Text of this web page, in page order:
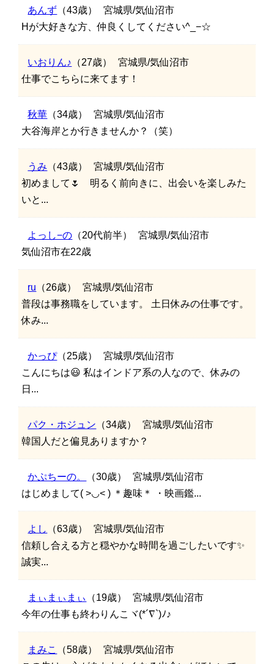
あんず （43歳）
宮城県/気仙沼市
Hが大好きな方、仲良くしてください^_−☆
いおりん♪ （27歳）
宮城県/気仙沼市
仕事でこちらに来てます！
秋華 （34歳）
宮城県/気仙沼市
大谷海岸とか行きませんか？（笑）
うみ （43歳）
宮城県/気仙沼市
初めまして🌷 明るく前向きに、出会いを楽しみた
いと...
よっし−の （20代前半）
宮城県/気仙沼市
気仙沼市在22歳
ru （26歳）
宮城県/気仙沼市
普段は事務職をしています。 土日休みの仕事です。
休み...
かっぴ（25歳）
宮城県/気仙沼市
こんにちは😃 私はインドア系の人なので、休みの
日...
パク・ホジュン （34歳）
宮城県/気仙沼市
韓国人だと偏見ありますか？
かぷちーの。 （30歳）
宮城県/気仙沼市
はじめまして( ˃◡˂ ) ＊趣味＊ ・映画鑑...
よし （63歳）
宮城県/気仙沼市
信頼し合える方と穏やかな時間を過ごしたいです✨
誠実...
まぃまぃまぃ （19歳）
宮城県/気仙沼市
今年の仕事も終わりんこヾ(*´∇`)ﾉ♪
まみこ （58歳）
宮城県/気仙沼市